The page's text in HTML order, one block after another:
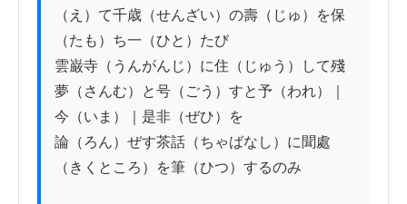
（え）て千歳（せんざい）の壽（じゅ）を保
（たも）ち一（ひと）たび
雲巌寺（うんがんじ）に住（じゅう）して殘
夢（さんむ）と号（ごう）すと予（われ）｜
今（いま）｜是非（ぜひ）を
論（ろん）ぜす茶話（ちゃばなし）に聞處
（きくところ）を筆（ひつ）するのみ